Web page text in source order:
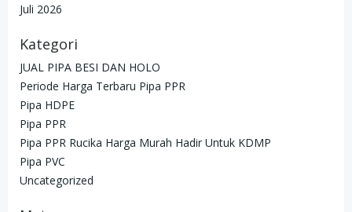
Juli 2026
Kategori
JUAL PIPA BESI DAN HOLO
Periode Harga Terbaru Pipa PPR
Pipa HDPE
Pipa PPR
Pipa PPR Rucika Harga Murah Hadir Untuk KDMP
Pipa PVC
Uncategorized